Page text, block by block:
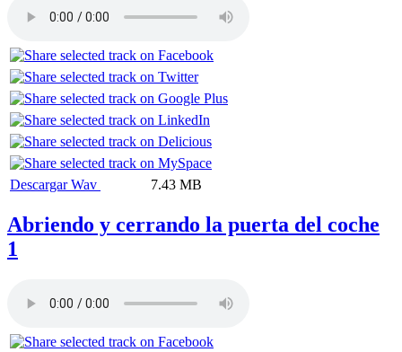
Descargar Wav 7.43 MB
Abriendo y cerrando la puerta del coche
1